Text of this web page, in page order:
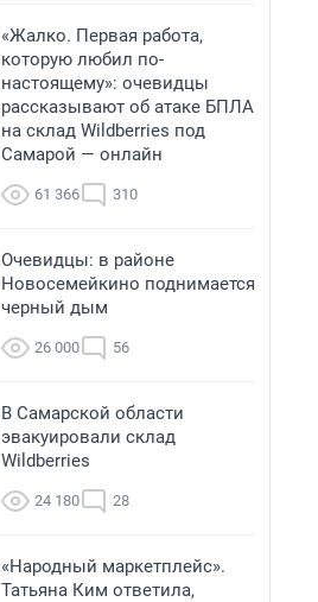
«Жалко. Первая работа,
которую любил по-
настоящему»: очевидцы
рассказывают об атаке БПЛА
на склад Wildberries под
Самарой — онлайн
61 366 310
Очевидцы: в районе
Новосемейкино поднимается
черный дым
26 000 56
В Самарской области
эвакуировали склад
Wildberries
24 180 28
«Народный маркетплейс».
Татьяна Ким ответила,